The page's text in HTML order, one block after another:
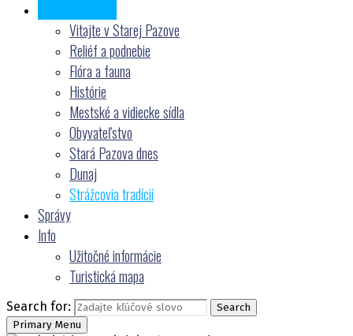
Vitajte v Starej Pazove
Reliéf a podnebie
Flóra a fauna
Histórie
Mestské a vidiecke sídla
Obyvateľstvo
Stará Pazova dnes
Dunaj
Strážcovia tradícií
Správy
Info
Užitočné informácie
Turistická mapa
Search for:
Search
Primary Menu